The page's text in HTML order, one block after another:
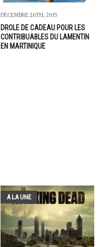
DÉCEMBRE 26TH, 2015
DROLE DE CADEAU POUR LES
CONTRIBUABLES DU LAMENTIN
EN MARTINIQUE
A LA UNE